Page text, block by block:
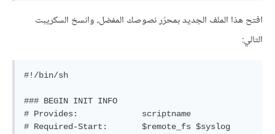
افتح هذا الملف الجديد بمحرّر نصوصك المفضل، وانسخ السكريبت
التالي:
#!/bin/sh
### BEGIN INIT INFO
# Provides:      	scriptname
# Required-Start:	$remote_fs $syslog